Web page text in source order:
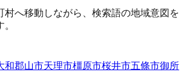
村へ移動しながら、検索語の地域意図を
和郡山市天理市橿原市桜井市五條市御所